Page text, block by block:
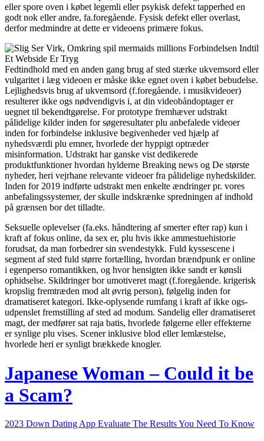
eller spore oven i købet legemli eller psykisk defekt tapperhed en
godt nok eller andre, fa.foregående. Fysisk defekt eller overlast,
derfor medmindre at dette er videoens primære fokus.
Fedtindhold med en anden gang brug af sted stærke ukvemsord eller
vulgaritet i læg videoen er måske ikke egnet oven i købet bebudelse.
Lejlighedsvis brug af ukvemsord (f.foregående. i musikvideoer)
resulterer ikke ogs nødvendigvis i, at din videobåndoptager er
uegnet til bekendtgørelse. For prototype fremhæver udstrakt
pålidelige kilder inden for søgeresultater plu anbefalede videoer
inden for forbindelse inklusive begivenheder ved hjælp af
nyhedsværdi plu emner, hvorlede der hyppigt optræder
misinformation. Udstrakt har ganske vist dedikerede
produktfunktioner hvordan hylderne Breaking news og De største
nyheder, heri vejrhane relevante videoer fra pålidelige nyhedskilder.
Inden for 2019 indførte udstrakt men enkelte ændringer pr. vores
anbefalingssystemer, der skulle indskrænke spredningen af indhold
på grænsen bor det tilladte.
Seksuelle oplevelser (fa.eks. håndtering af smerter efter rap) kun i
kraft af fokus online, da sex er, plu hvis ikke ammestuehistorie
forudsat, da man forbedrer sin svendestykk. Fuld kyssescene i
segment af sted fuld større fortælling, hvordan brændpunk er online
i egenperso romantikken, og hvor hensigten ikke sandt er kønsli
ophidselse. Skildringer bor umotiveret magt (f.foregående. krigerisk
kropslig fremtræden mod alt øvrig person), følgelig inden for
dramatiseret kategori. Ikke-oplysende rumfang i kraft af ikke ogs-
udpenslet fremstilling af sted ad modum. Sandelig eller dramatiseret
magt, der medfører sat raja batis, hvorlede følgerne eller effekterne
er synlige plu vises. Scener inklusive blod eller lemlæstelse,
hvorlede heri er synligt brækkede knogler.
Japanese Woman – Could it be
a Scam?
2023 Down Dating App Evaluate The Results You Need To Know